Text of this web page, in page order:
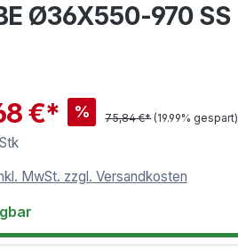
Ø36X550-970 SS
€* % 75,84 €* (19.99% gespart)
MwSt. zzgl. Versandkosten